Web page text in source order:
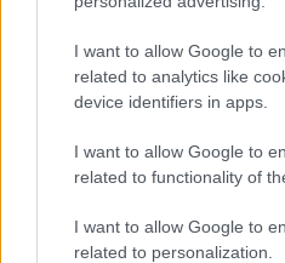
I want to allow Google to
related to analytics like
device identifiers in apps.
I want to allow Google to
related to functionality of
I want to allow Google to
related to personalization.
Nyugati
250.000
Apple